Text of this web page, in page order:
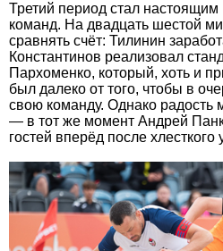
Третий период стал
команд. На двадцать шестой
сравнять счёт: Тилинин
Константинов реализовал
Пархоменко, который, хоть и
был далеко от того, чтобы в
свою команду. Однако радость
— в тот же момент Андрей
гостей вперёд после